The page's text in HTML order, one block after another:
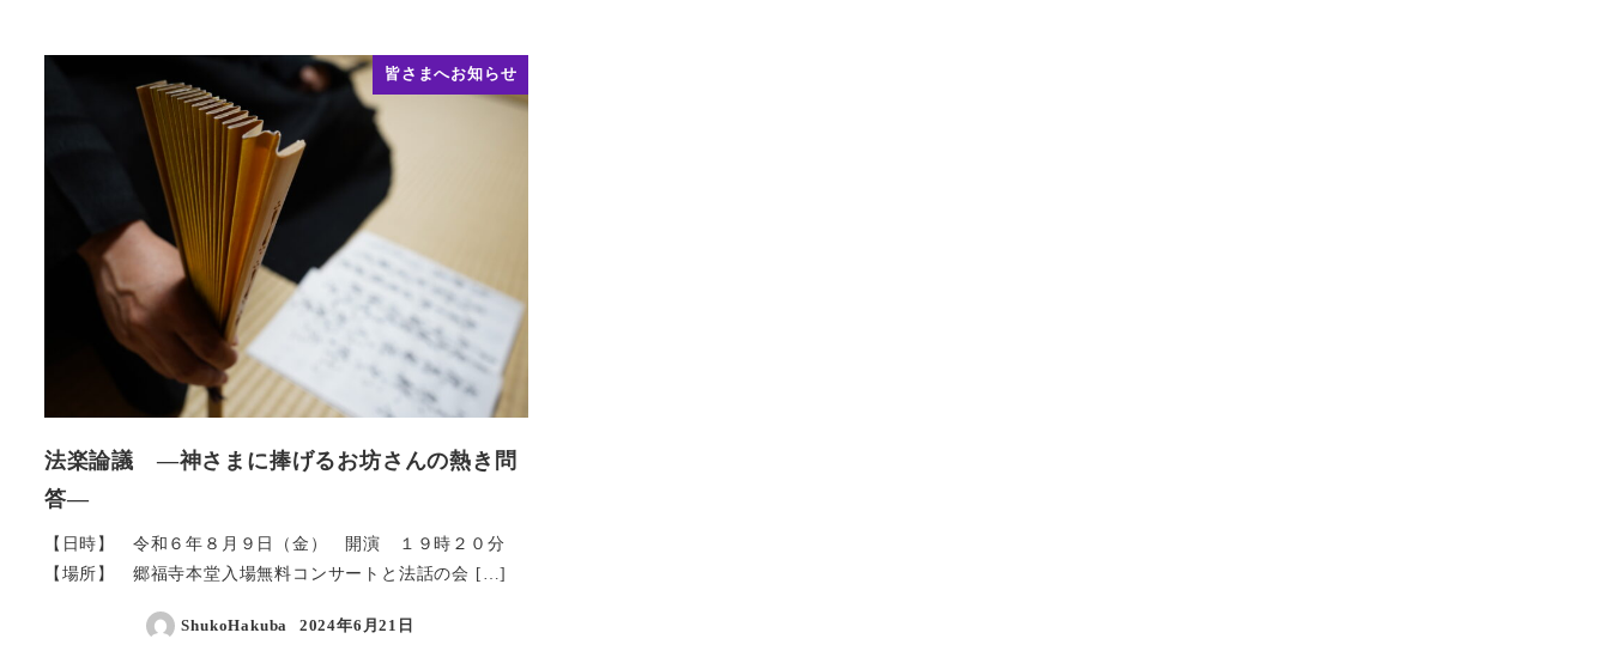
皆さまへお知らせ
法楽論議 ―神さまに捧げるお坊さんの熱き問
答―
【日時】 令和６年８月９日（金） 開演 １９時２０分
【場所】 郷福寺本堂入場無料コンサートと法話の会 […]
ShukoHakuba 2024年6月21日